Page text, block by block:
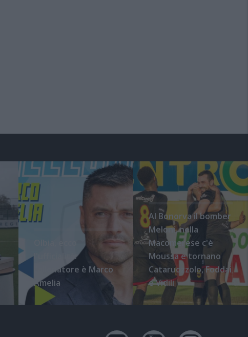
l'ufficialità:
l'allenatore è Marco
Amelia
Al Bonorva il bomber
Meloni, nella
Macomerese c'è
Moussa e tornano
Cataruozzolo, Foddai
e Vidili